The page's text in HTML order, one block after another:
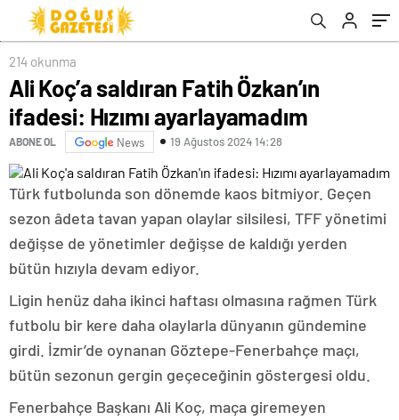
214 okunma
Ali Koç’a saldıran Fatih Özkan’ın
ifadesi: Hızımı ayarlayamadım
ABONE OL News 19 Ağustos 2024 14:28
Türk futbolunda son dönemde kaos bitmiyor. Geçen
sezon âdeta tavan yapan olaylar silsilesi, TFF yönetimi
değişse de yönetimler değişse de kaldığı yerden
bütün hızıyla devam ediyor.
Ligin henüz daha ikinci haftası olmasına rağmen Türk
futbolu bir kere daha olaylarla dünyanın gündemine
girdi. İzmir’de oynanan Göztepe-Fenerbahçe maçı,
bütün sezonun gergin geçeceğinin göstergesi oldu.
Fenerbahçe Başkanı Ali Koç, maça giremeyen